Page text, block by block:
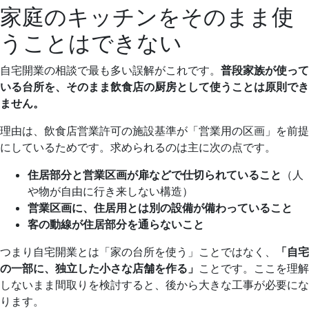
家庭のキッチンをそのまま使
うことはできない
自宅開業の相談で最も多い誤解がこれです。 普段家族が使って
いる台所を、そのまま飲食店の厨房として使うことは原則でき
ません。
理由は、飲食店営業許可の施設基準が「営業用の区画」を前提
にしているためです。求められるのは主に次の点です。
住居部分と営業区画が扉などで仕切られていること （人
や物が自由に行き来しない構造）
営業区画に、住居用とは別の設備が備わっていること
客の動線が住居部分を通らないこと
つまり自宅開業とは「家の台所を使う」ことではなく、
「自宅
の一部に、独立した小さな店舗を作る」 ことです。ここを理解
しないまま間取りを検討すると、後から大きな工事が必要にな
ります。